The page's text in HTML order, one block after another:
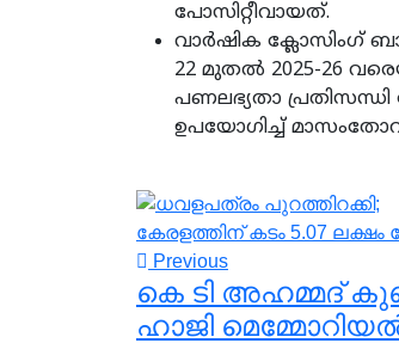
പോസിറ്റീവായത്.
വാര്‍ഷിക ക്ലോസിംഗ്
22 മുതല്‍ 2025-26
പണലഭ്യതാ
ഉപയോഗിച്ച്
Previous
കെ ടി അഹമ്മദ്‌
ഹാജി